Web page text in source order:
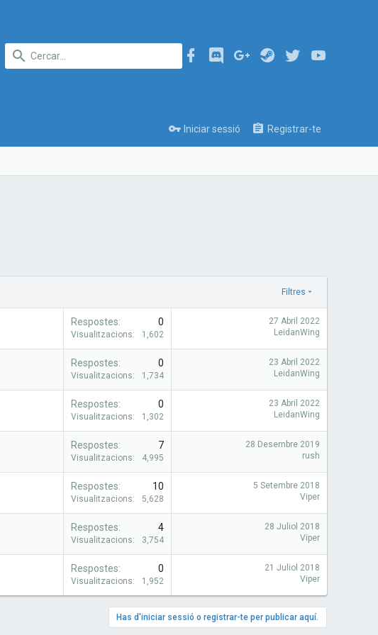
Iniciar sessió Registrar-te
Filtres
Respostes 0
Visualitzacions 1,602
27 Abril 2022
LeidanWing
Respostes 0
Visualitzacions 1,734
23 Abril 2022
LeidanWing
Respostes 0
Visualitzacions 1,302
23 Abril 2022
LeidanWing
Respostes 7
Visualitzacions 4,995
28 Desembre 2019
rush
Respostes 10
Visualitzacions 5,628
5 Setembre 2018
Viper
Respostes 4
Visualitzacions 3,754
28 Juliol 2018
Viper
Respostes 0
Visualitzacions 1,952
21 Juliol 2018
Viper
Has d'iniciar sessió o registrar-te per publicar aquí.